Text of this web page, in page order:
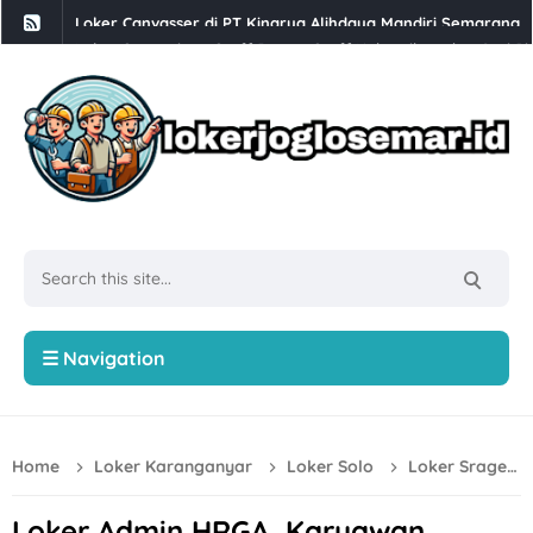
Loker Supervisor, Staff Dapur, Staff Kebersihan dan Cuci
Loker Solo 3 Posisi di PT Pracima Boga Sana
Loker Bulan Agustus 2026 di PT Prima Parquet Indonesia
Lowongan Kerja XLC Promotor di XLSmart Semarang
Loker PT Generasi Motor Sukses Solo Posisi Security, Driver
Loker PROJMX Apparel Solo Baru untuk Lulusan D3/S1
Loker Sales Counter, Helper Toko di Toko Super Grosir
Loker Crew Dapur, Kepala Outlet di Djuragan Group
☰ Navigation
Home Loker Karanganyar Loker Solo Loker Sragen